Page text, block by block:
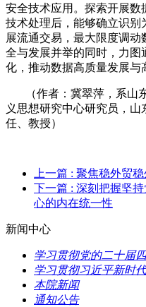
安全技术应用。探索开展
技术处理后，能够确立识
展流通交易，最大限度调
全与发展并举的同时，力
化，推动数据高质量发展与
（作者：冀翠萍，系
义思想研究中心研究员，
任、教授）
上一篇 : 聚焦稳外贸
下一篇 : 深刻把握坚
心的内在统一性
新闻中心
学习贯彻党的二十届
学习贯彻习近平新时
本院新闻
通知公告